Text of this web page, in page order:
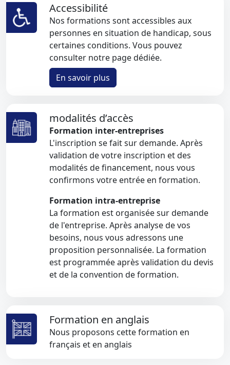
Accessibilité
Nos formations sont accessibles aux
personnes en situation de handicap, sous
certaines conditions. Vous pouvez
consulter notre page dédiée.
En savoir plus
modalités d’accès
Formation inter-entreprises
L'inscription se fait sur demande. Après
validation de votre inscription et des
modalités de financement, nous vous
confirmons votre entrée en formation.
Formation intra-entreprise
La formation est organisée sur demande
de l'entreprise. Après analyse de vos
besoins, nous vous adressons une
proposition personnalisée. La formation
est programmée après validation du devis
et de la convention de formation.
Formation en anglais
Nous proposons cette formation en
français et en anglais